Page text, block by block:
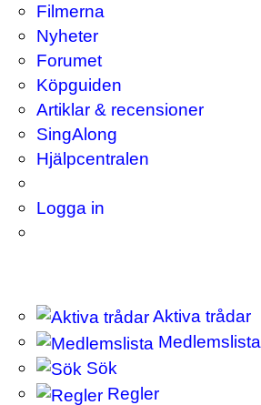
Filmerna
Nyheter
Forumet
Köpguiden
Artiklar & recensioner
SingAlong
Hjälpcentralen
Logga in
Aktiva trådar
Medlemslista
Sök
Regler